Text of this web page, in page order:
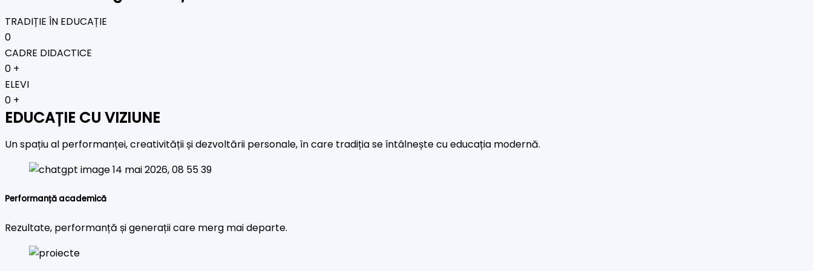
TRADIȚIE ÎN EDUCAȚIE
0
CADRE DIDACTICE
0 +
ELEVI
0 +
EDUCAȚIE CU VIZIUNE
Un spațiu al performanței, creativității și dezvoltării personale, în care tradiția se întâlnește cu educația modernă.
Performanță academică
Rezultate, performanță și generații care merg mai departe.